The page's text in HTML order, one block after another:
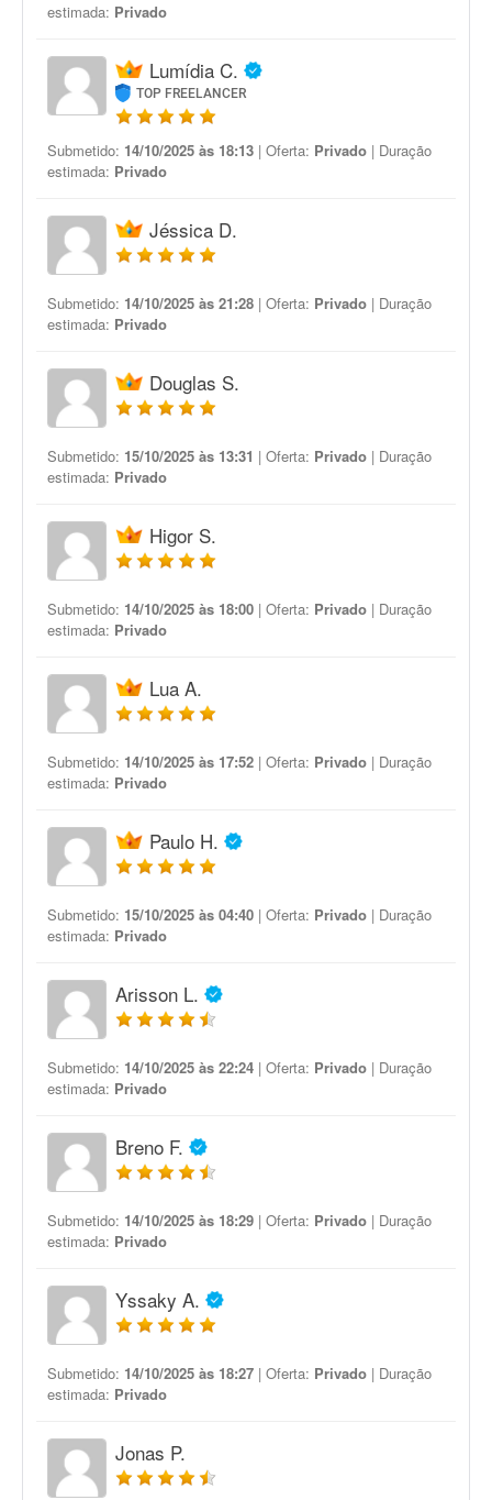
estimada: Privado
Lumídia C.
TOP FREELANCER
Submetido: 14/10/2025 às 18:13 | Oferta: Privado | Duração
estimada: Privado
Jéssica D.
Submetido: 14/10/2025 às 21:28 | Oferta: Privado | Duração
estimada: Privado
Douglas S.
Submetido: 15/10/2025 às 13:31 | Oferta: Privado | Duração
estimada: Privado
Higor S.
Submetido: 14/10/2025 às 18:00 | Oferta: Privado | Duração
estimada: Privado
Lua A.
Submetido: 14/10/2025 às 17:52 | Oferta: Privado | Duração
estimada: Privado
Paulo H.
Submetido: 15/10/2025 às 04:40 | Oferta: Privado | Duração
estimada: Privado
Arisson L.
Submetido: 14/10/2025 às 22:24 | Oferta: Privado | Duração
estimada: Privado
Breno F.
Submetido: 14/10/2025 às 18:29 | Oferta: Privado | Duração
estimada: Privado
Yssaky A.
Submetido: 14/10/2025 às 18:27 | Oferta: Privado | Duração
estimada: Privado
Jonas P.